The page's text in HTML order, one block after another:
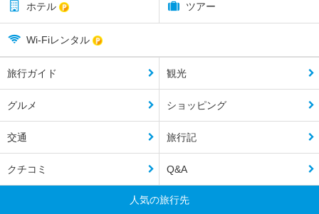
ホテル ツアー
Wi-Fiレンタル
旅行ガイド 観光
グルメ ショッピング
交通 旅行記
クチコミ Q&A
人気の旅行先